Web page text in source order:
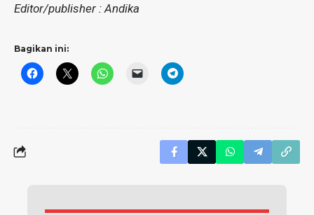
Editor/publisher : Andika
Bagikan ini: